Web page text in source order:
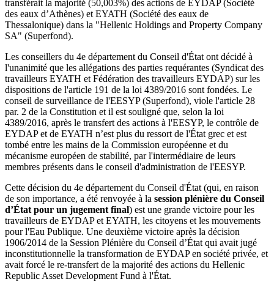
transférait la majorité (50,003%) des actions de EYDAP (Société
des eaux d’Athènes) et EYATH (Société des eaux de
Thessalonique) dans la "Hellenic Holdings and Property Company
SA" (Superfond).
Les conseillers du 4e département du Conseil d'État ont décidé à
l'unanimité que les allégations des parties requérantes (Syndicat des
travailleurs EYATH et Fédération des travailleurs EYDAP) sur les
dispositions de l'article 191 de la loi 4389/2016 sont fondées. Le
conseil de surveillance de l'EESYP (Superfond), viole l'article 28
par. 2 de la Constitution et il est souligné que, selon la loi
4389/2016, après le transfert des actions à l'EESYP, le contrôle de
EYDAP et de EYATH n’est plus du ressort de l'État grec et est
tombé entre les mains de la Commission européenne et du
mécanisme européen de stabilité, par l'intermédiaire de leurs
membres présents dans le conseil d'administration de l'EESYP.
Cette décision du 4e département du Conseil d'État (qui, en raison
de son importance, a été renvoyée à la session plénière du Conseil
d’État pour un jugement final) est une grande victoire pour les
travailleurs de EYDAP et EYATH, les citoyens et les mouvements
pour l'Eau Publique. Une deuxième victoire après la décision
1906/2014 de la Session Plénière du Conseil d’État qui avait jugé
inconstitutionnelle la transformation de EYDAP en société privée, et
avait forcé le re-transfert de la majorité des actions du Hellenic
Republic Asset Development Fund à l'État.